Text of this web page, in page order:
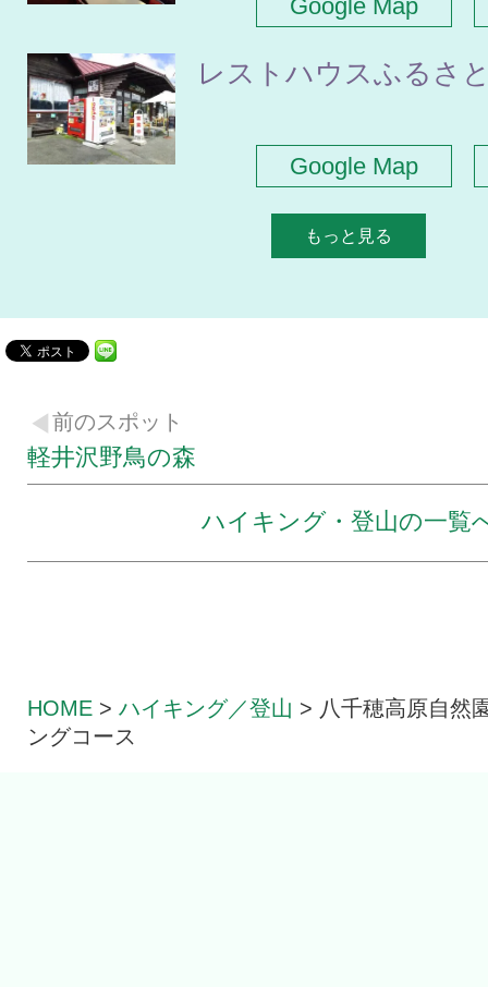
Google Map
レストハウスふるさ
Google Map
もっと見る
前のスポット
軽井沢野鳥の森
ハイキング・登山の一覧
HOME >ハイキング／登山 > 八千穂高原自然
ングコース